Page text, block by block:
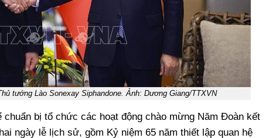
tướng Lào Sonexay Siphandone. Ảnh: Dương Giang/TTXVN
bị tổ chức các hoạt động chào mừng Năm Đoàn kết
ngày lễ lịch sử, gồm Kỷ niệm 65 năm thiết lập quan hệ